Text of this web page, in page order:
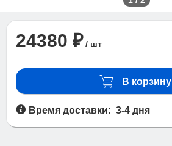
24380 ₽ / шт
В корзину
Время доставки: 3-4 дня